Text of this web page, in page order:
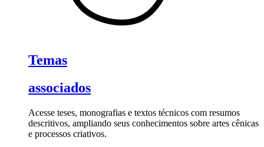
Temas
associados
Acesse teses, monografias e textos técnicos com resumos
descritivos, ampliando seus conhecimentos sobre artes cênicas
e processos criativos.